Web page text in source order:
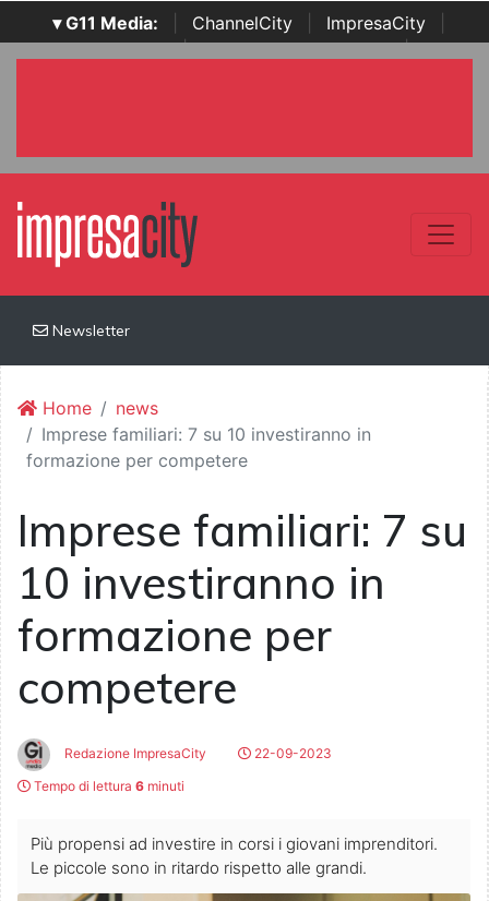
▾ G11 Media: ChannelCity ImpresaCity
SecurityOpenLab | Italian Channel Awards | Italian
Newsletter
Home
news
Imprese familiari: 7 su 10 investiranno in
formazione per competere
Imprese familiari: 7 su
10 investiranno in
formazione per
competere
Redazione ImpresaCity
22-09-2023
Tempo di lettura 6 minuti
Più propensi ad investire in corsi i giovani imprenditori.
Le piccole sono in ritardo rispetto alle grandi.